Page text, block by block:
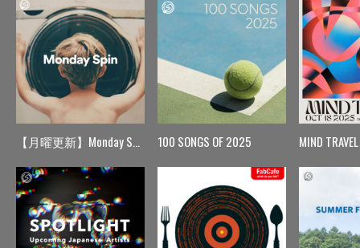
【月曜更新】Monday Spin 100 SONGS OF 2025 MIND TRAVEL